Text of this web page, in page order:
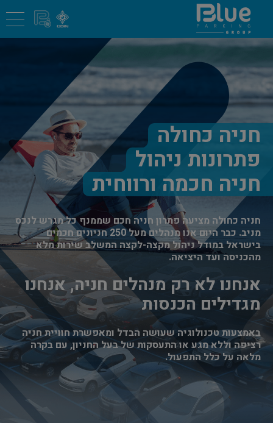
חניה כחולה
פתרונות ניהול
חניה חכמה ורווחית
חניה כחולה מציעה פתרון חניה חכם שממנף כל מגרש לנכס
מניב. כבר היום אנו מנהלים מעל 250 חניונים חכמים
בישראל במודל ניהול מקצה-לקצה המשלב שירות מלא
מהכניסה ועד היציאה.
אנחנו לא רק מנהלים חניה, אנחנו
מגדילים הכנסות
באמצעות טכנולוגיה שעושה הבדל ומאפשרת חוויית חניה
רציפה וללא מגע או התעסקות של בעל החניון, עם בקרה
מלאה על כלל התפעול.